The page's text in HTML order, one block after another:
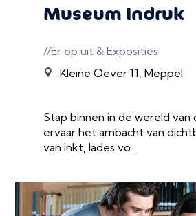
Museum Indruk
//Er op uit & Exposities
Kleine Oever 11, Meppel
Stap binnen in de wereld van
ervaar het ambacht van
van inkt, lades vo...